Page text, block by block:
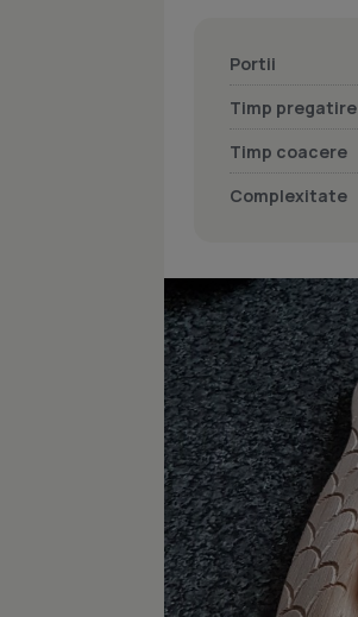
Portii
Timp pregatire
Timp coacere
Complexitate